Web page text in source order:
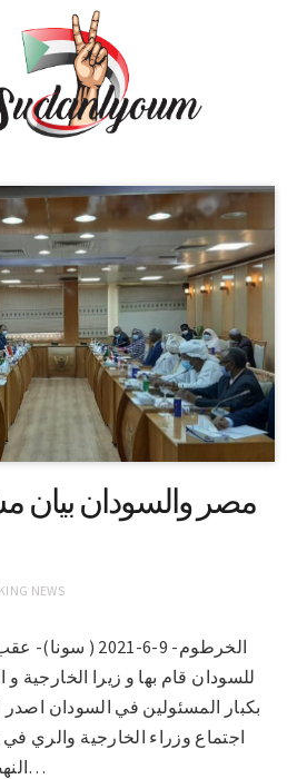
مصر والسودان
NEWS
الخرطوم- 9-6-
للسودان قام بها و زيرا الخارجية
بكبار المسئولين في السودان اصدر
اجتماع وزراء الخارجية والري
النهضة الإثيوبي فيما يلي نص…